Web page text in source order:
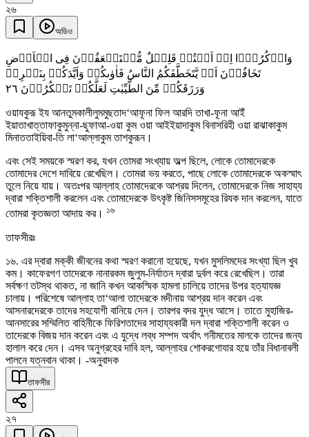
২৬
অডিও
وَاذۡکُرُوۡۤا اِذۡ اَنۡتُمۡ قَلِیۡلٌ مُّسۡتَضۡعَفُوۡنَ فِی الۡاَرۡضِ
تَخَافُوۡنَ اَنۡ یَّتَخَطَّفَکُمُ النَّاسُ فَاٰوٰىکُمۡ وَاَیَّدَکُمۡ بِنَصۡرِہٖ
وَرَزَقَکُمۡ مِّنَ الطَّیِّبٰتِ لَعَلَّکُمۡ تَشۡکُرُوۡنَ ٢٦
ওয়াযকুরূ ইয আনতুমকালীলুমমুছতাদ‘আফূনা ফিল আরদি তাখা-ফূনা আইঁ
ইয়াতাখাত্তাফাকুমুন্না-ছুফাআ-ওয়া কুম ওয়া আইইয়াদাকুম বিনাসরিহী ওয়া রাঝাকাকুম
মিনাততাইয়িবা-তি লা‘আল্লাকুম তাশকুরূন।
এবং সেই সময়কে স্মরণ কর, যখন তোমরা সংখ্যায় অল্প ছিলে, লোকে তোমাদেরকে
তোমাদের দেশে দাবিয়ে রেখেছিল। তোমরা ভয় করতে, পাছে লোকে তোমাদেরকে অকস্মাৎ
তুলে নিয়ে যায়। অতঃপর আল্লাহ তোমাদেরকে আশ্রয় দিলেন, তোমাদেরকে নিজ সাহায্য
দ্বারা শক্তিশালী করলেন এবং তোমাদেরকে উৎকৃষ্ট জিনিসসমূহের রিযক দান করলেন, যাতে
তোমরা কৃতজ্ঞতা আদায় কর। ১৬
তাফসীরঃ
১৬. এর দ্বারা মক্কী জীবনের কথা স্মরণ করানো হয়েছে, যখন মুসলিমদের সংখ্যা ছিল খুব
কম। কাফেরগণ তাদেরকে নানারকম জুলুম-নির্যাতন দ্বারা দুর্বল করে রেখেছিল। তারা
সর্বক্ষণ তটস্থ থাকত, না জানি কখন আকস্মিক হামলা চালিয়ে তাদের উপর হত্যাযজ্ঞ
চালায়। পরিশেষে আল্লাহ তা‘আলা তাদেরকে মদীনায় আশ্রয় দান করেন এবং
আসনারদেরকে তাদের সহযোগী বানিয়ে দেন। তারপর বদর যুদ্ধ আসে। তাতে মুহাজির-
আনসারের সম্মিলিত বাহিনীকে ফিরিশতাদের সাহায্যকারী দল দ্বারা শক্তিশালী করেন ও
তাদেরকে বিজয় দান করেন এবং এ যুদ্ধে লব্ধ সম্পদ অর্থাৎ গনীমতের মালকে তাদের জন্য
হালাল করে দেন। এসব অনুগ্রহের দাবি হল, আল্লাহর শোকরগোযার হয়ে তাঁর বিধানাবলী
পালনে যত্নবান থাকা। -অনুবাদক
তাফসীর
২৭